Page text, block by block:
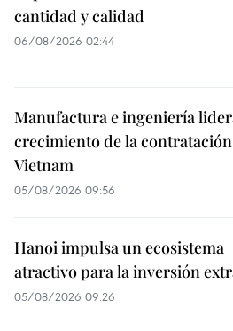
cantidad y calidad
06/08/2026 02:44
Manufactura e ingeniería
crecimiento de la
Vietnam
05/08/2026 09:56
Hanoi impulsa un ecosistema
atractivo para la inversión
05/08/2026 09:26